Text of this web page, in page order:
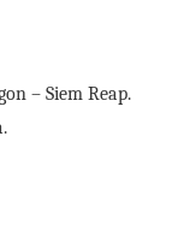
– Siem Reap.